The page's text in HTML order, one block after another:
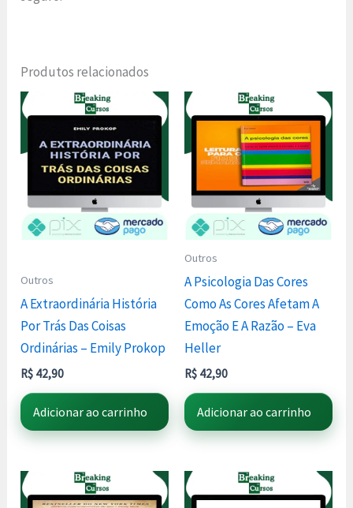
Produtos relacionados
Outros
A Extraordinária História
Por Trás Das Coisas
Ordinárias – Emily Prokop
R$ 42,90
Adicionar ao carrinho
Outros
A Psicologia Das Cores
Como As Cores Afetam A
Emoção E A Razão – Eva
Heller
R$ 42,90
Adicionar ao carrinho